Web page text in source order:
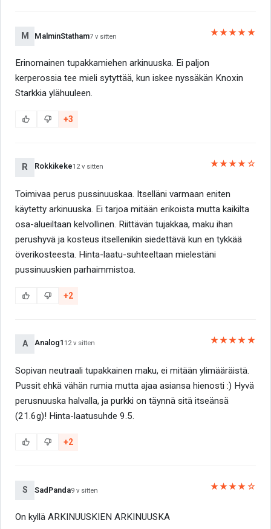
M MalminStatham7 v sitten ★★★★★
Erinomainen tupakkamiehen arkinuuska. Ei paljon
kerperossia tee mieli sytyttää, kun iskee nyssäkän Knoxin
Starkkia ylähuuleen.
+3
R Rokkikeke12 v sitten ★★★★☆
Toimivaa perus pussinuuskaa. Itselläni varmaan eniten
käytetty arkinuuska. Ei tarjoa mitään erikoista mutta kaikilta
osa-alueiltaan kelvollinen. Riittävän tujakkaa, maku ihan
perushyvä ja kosteus itsellenikin siedettävä kun en tykkää
överikosteesta. Hinta-laatu-suhteeltaan mielestäni
pussinuuskien parhaimmistoa.
+2
A Analog1 12 v sitten ★★★★★
Sopivan neutraali tupakkainen maku, ei mitään ylimääräistä.
Pussit ehkä vähän rumia mutta ajaa asiansa hienosti :) Hyvä
perusnuuska halvalla, ja purkki on täynnä sitä itseänsä
(21.6g)! Hinta-laatusuhde 9.5.
+2
S SadPanda9 v sitten ★★★★☆
On kyllä ARKINUUSKIEN ARKINUUSKA